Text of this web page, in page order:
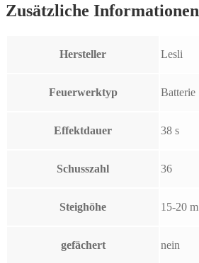
Zusätzliche Informationen
Hersteller Lesli
Feuerwerktyp Batterie
Effektdauer 38 s
Schusszahl 36
Steighöhe 15-20 m
gefächert nein